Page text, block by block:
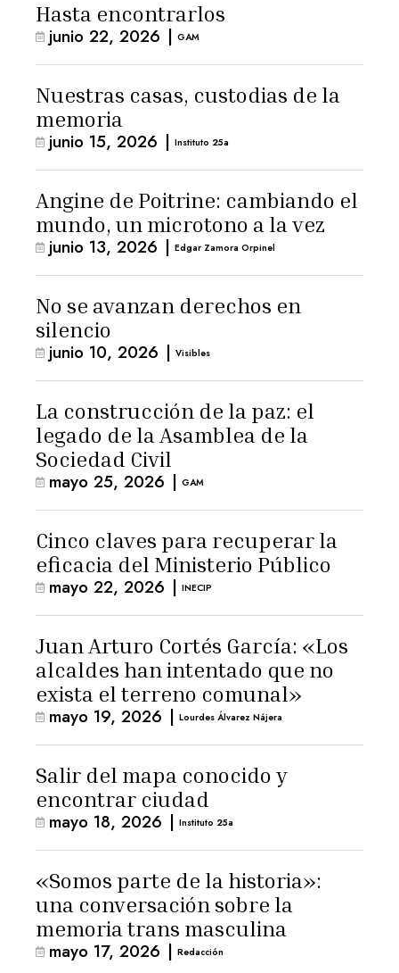
Hasta encontrarlos
junio 22, 2026 | GAM
Nuestras casas, custodias de la
memoria
junio 15, 2026 | Instituto 25a
Angine de Poitrine: cambiando el
mundo, un microtono a la vez
junio 13, 2026 | Edgar Zamora Orpinel
No se avanzan derechos en
silencio
junio 10, 2026 | Visibles
La construcción de la paz: el
legado de la Asamblea de la
Sociedad Civil
mayo 25, 2026 | GAM
Cinco claves para recuperar la
eficacia del Ministerio Público
mayo 22, 2026 | INECIP
Juan Arturo Cortés García: «Los
alcaldes han intentado que no
exista el terreno comunal»
mayo 19, 2026 | Lourdes Álvarez Nájera
Salir del mapa conocido y
encontrar ciudad
mayo 18, 2026 | Instituto 25a
«Somos parte de la historia»:
una conversación sobre la
memoria trans masculina
mayo 17, 2026 | Redacción